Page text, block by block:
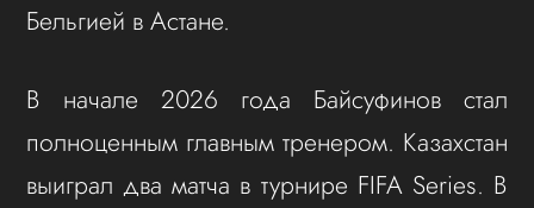
Бельгией в Астане.
В начале 2026 года Байсуфинов стал
полноценным главным тренером. Казахстан
выиграл два матча в турнире FIFA Series. В